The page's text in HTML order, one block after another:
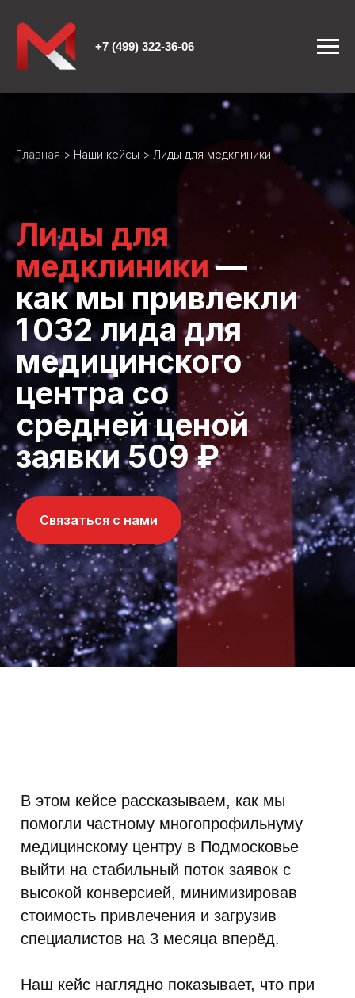
+7 (499) 322-36-06
Главная > Наши кейсы > Лиды для медклиники
Лиды для
медклиники—
как мы привлекли
1 032 лида для
медицинского
центра со
средней ценой
заявки 509 ₽
Связаться с нами
В этом кейсе рассказываем, как мы
помогли частному многопрофильнуму
медицинскому центру в Подмосковье
выйти на стабильный поток заявок с
высокой конверсией, минимизировав
стоимость привлечения и загрузив
специалистов на 3 месяца вперёд.
Наш кейс наглядно показывает, что при